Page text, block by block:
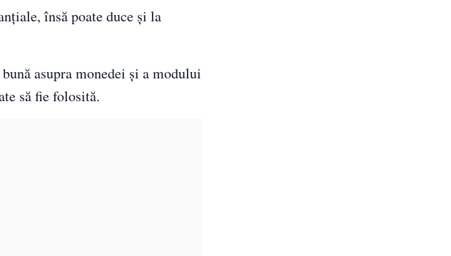
însă poate duce şi la
asupra monedei şi a modului
să fie folosită.